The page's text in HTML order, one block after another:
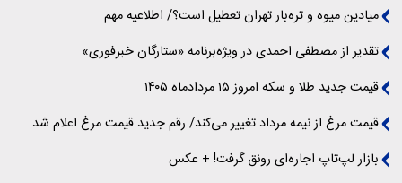
میادین میوه و تره‌بار تهران تعطیل است؟/ اطلاعیه مهم
تقدیر از مصطفی احمدی در ویژه‌برنامه «ستارگان خبرفوری»
قیمت جدید طلا و سکه امروز ۱۵ مردادماه ۱۴۰۵
قیمت مرغ از نیمه مرداد تغییر می‌کند/ رقم جدید قیمت مرغ اعلام شد
بازار لپ‌تاپ اجاره‌ای رونق گرفت! + عکس